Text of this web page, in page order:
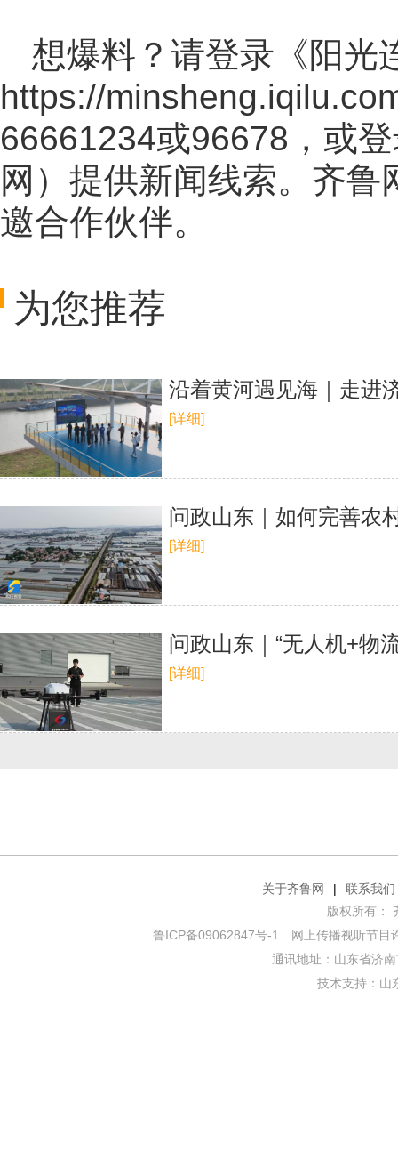
想爆料？请登录《阳光
https://
66661234或96678，或
网 ）提供新闻线索。齐鲁
邀合作伙伴。
为您推荐
沿着黄河遇见海｜走进
[详细]
问政山东｜如何完善农
[详细]
问政山东｜“无人机+物
[详细]
关于齐鲁网 |
联系我们
版权所有：
鲁ICP备09062847号-1 网上传播视听节目
通讯地址：山东省济
技术支持： 山